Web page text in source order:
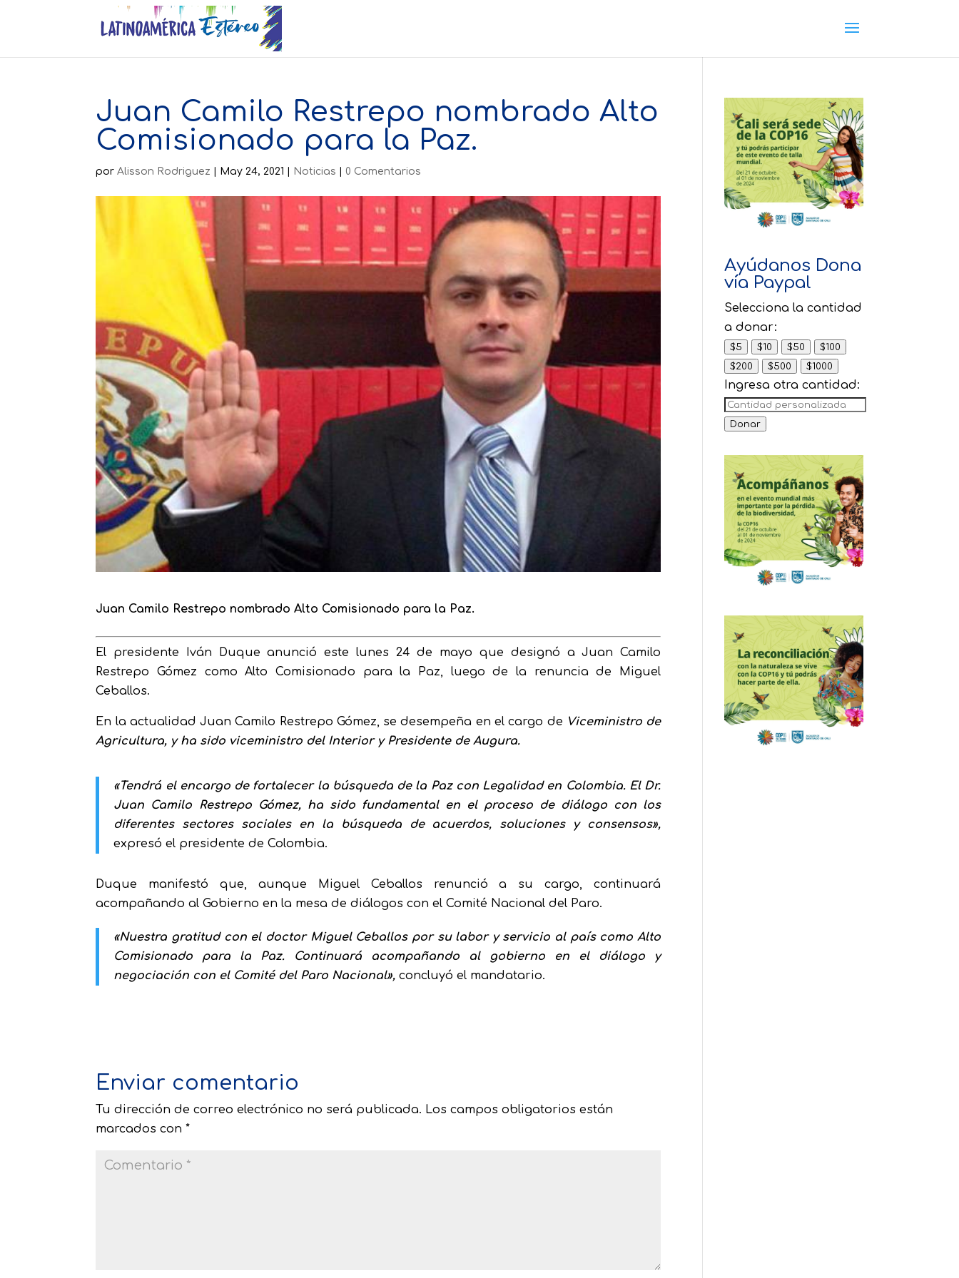
Juan Camilo Restrepo nombrado Alto
Comisionado para la Paz.
porAlisson Rodriguez May 24, 2021 Noticias 0 Comentarios
Juan Camilo Restrepo nombrado Alto Comisionado para la Paz.
El presidente Iván Duque anunció este lunes 24 de mayo que designó a Juan Camilo
Restrepo Gómez como Alto Comisionado para la Paz, luego de la renuncia de Miguel
Ceballos.
En la actualidad Juan Camilo Restrepo Gómez, se desempeña en el cargo de Viceministro de
Agricultura, y ha sido viceministro del Interior y Presidente de Augura.
«Tendrá el encargo de fortalecer la búsqueda de la Paz con Legalidad en Colombia. El Dr.
Juan Camilo Restrepo Gómez, ha sido fundamental en el proceso de diálogo con los
diferentes sectores sociales en la búsqueda de acuerdos, soluciones y consensos»,
expresó el presidente de Colombia.
Duque manifestó que, aunque Miguel Ceballos renunció a su cargo, continuará
acompañando al Gobierno en la mesa de diálogos con el Comité Nacional del Paro.
«Nuestra gratitud con el doctor Miguel Ceballos por su labor y servicio al país como Alto
Comisionado para la Paz. Continuará acompañando al gobierno en el diálogo y
negociación con el Comité del Paro Nacional», concluyó el mandatario.
Enviar comentario
Tu dirección de correo electrónico no será publicada. Los campos obligatorios están
marcados con *
Ayúdanos Dona
vía Paypal
Selecciona la cantidad
a donar:
$5 $10 $50
$100
$200
$500 $1000
Ingresa otra cantidad:
Donar